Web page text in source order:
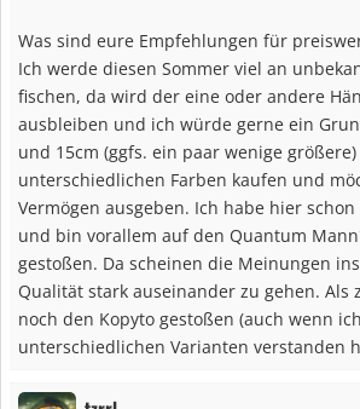
Was sind eure Empfehlungen für
Ich werde diesen Sommer viel an
fischen, da wird der eine oder andere
ausbleiben und ich würde gerne ein
und 15cm (ggfs. ein paar wenige
unterschiedlichen Farben kaufen und
Vermögen ausgeben. Ich habe hier
und bin vorallem auf den Quantum
gestoßen. Da scheinen die Meinungen
Qualität stark auseinander zu gehen. Als
noch den Kopyto gestoßen (auch wenn
unterschiedlichen Varianten verstanden